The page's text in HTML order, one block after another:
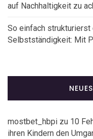
auf Nachhaltigkeit zu
So einfach strukturierst
Selbstständigkeit: Mit
mostbet_hbpi zu 10
ihren Kindern den